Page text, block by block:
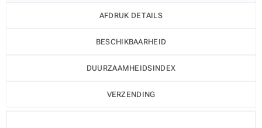
AFDRUK DETAILS
BESCHIKBAARHEID
DUURZAAMHEIDSINDEX
VERZENDING